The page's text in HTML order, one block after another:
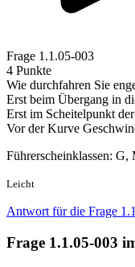
Frage 1.1.05-003
4 Punkte
Wie durchfahren Sie
Erst beim Übergang in
Erst im Scheitelpunkt
Vor der Kurve
Führerscheinklassen: G,
Leicht
Antwort für die Frage
Frage 1.1.05-003